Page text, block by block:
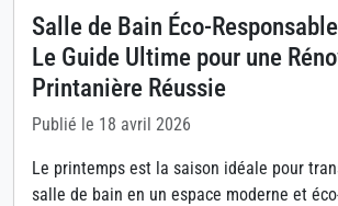
Salle de Bain Éco-
Le Guide Ultime pour une
Printanière Réussie
Publié le 18 avril 2026
Le printemps est la saison idéale pour
salle de bain en un espace moderne et